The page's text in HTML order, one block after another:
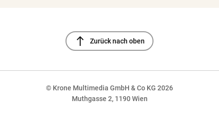
north Zurück nach oben
© Krone Multimedia GmbH & Co KG 2026
Muthgasse 2, 1190 Wien